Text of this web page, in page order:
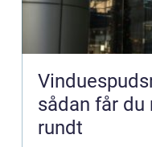
sådan får du
rundt